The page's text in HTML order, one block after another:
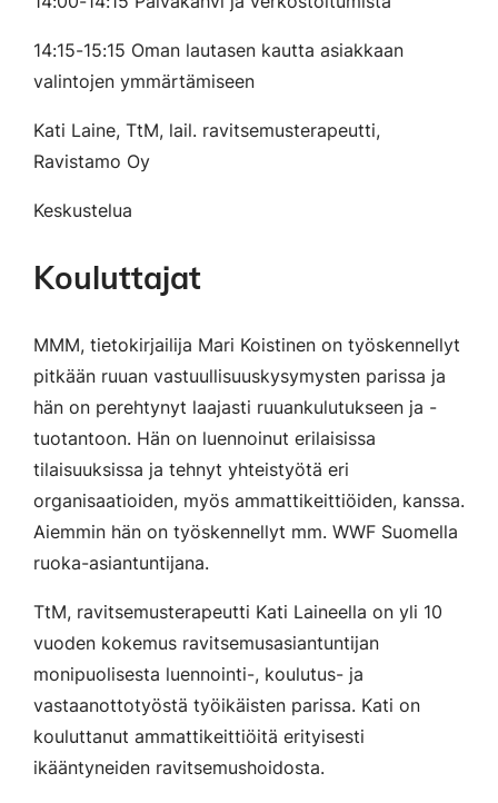
14:15-15:15 Oman lautasen kautta asiakkaan
valintojen ymmärtämiseen
Kati Laine, TtM, lail. ravitsemusterapeutti,
Ravistamo Oy
Keskustelua
Kouluttajat
MMM, tietokirjailija Mari Koistinen on työskennellyt
pitkään ruuan vastuullisuuskysymysten parissa ja
hän on perehtynyt laajasti ruuankulutukseen ja -
tuotantoon. Hän on luennoinut erilaisissa
tilaisuuksissa ja tehnyt yhteistyötä eri
organisaatioiden, myös ammattikeittiöiden, kanssa.
Aiemmin hän on työskennellyt mm. WWF Suomella
ruoka-asiantuntijana.
TtM, ravitsemusterapeutti Kati Laineella on yli 10
vuoden kokemus ravitsemusasiantuntijan
monipuolisesta luennointi-, koulutus- ja
vastaanottotyöstä työikäisten parissa. Kati on
kouluttanut ammattikeittiöitä erityisesti
ikääntyneiden ravitsemushoidosta.